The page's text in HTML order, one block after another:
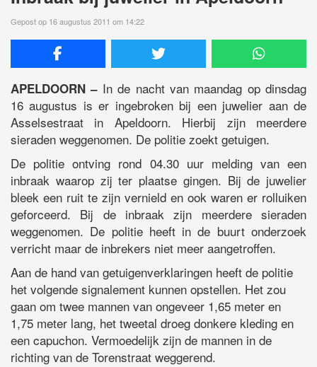
Gepost op 16 augustus 2011 om 14:22
APELDOORN –In de nacht van maandag op dinsdag
16 augustus is er ingebroken bij een juwelier aan de
Asselsestraat in Apeldoorn. Hierbij zijn meerdere
sieraden weggenomen. De politie zoekt getuigen.
De politie ontving rond 04.30 uur melding van een
inbraak waarop zij ter plaatse gingen. Bij de juwelier
bleek een ruit te zijn vernield en ook waren er rolluiken
geforceerd. Bij de inbraak zijn meerdere sieraden
weggenomen. De politie heeft in de buurt onderzoek
verricht maar de inbrekers niet meer aangetroffen.
Aan de hand van getuigenverklaringen heeft de politie
het volgende signalement kunnen opstellen. Het zou
gaan om twee mannen van ongeveer 1,65 meter en
1,75 meter lang, het tweetal droeg donkere kleding en
een capuchon. Vermoedelijk zijn de mannen in de
richting van de Torenstraat weggerend.